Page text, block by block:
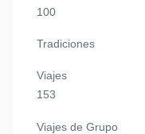
100
Tradiciones
Viajes
153
Viajes de Grupo